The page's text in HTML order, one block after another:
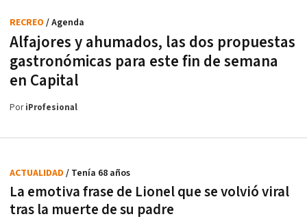
Alfajores y ahumados, las dos propuestas
gastronómicas para este fin de semana
en Capital
RECREO / Agenda
PoriProfesional
La emotiva frase de Lionel que se volvió viral
tras la muerte de su padre
ACTUALIDAD / Tenía 68 años